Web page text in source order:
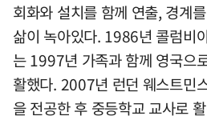
회화와 설치를 함께 연출, 경계
삶이 녹아있다. 1986년 콜럼비
는 1997년 가족과 함께 영국으
활했다. 2007년 런던 웨스트민
을 전공한 후 중등학교 교사로